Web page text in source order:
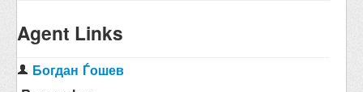
Agent Links
Богдан Ѓошев